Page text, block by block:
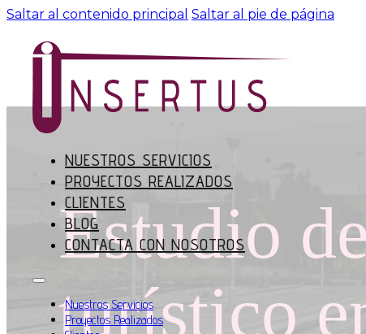
Saltar al contenido principal Saltar al pie de página
NUESTROS SERVICIOS
PROYECTOS REALIZADOS
CLIENTES
BLOG
CONTACTA CON NOSOTROS
Nuestros Servicios
Proyectos Realizados
Estudio
turístico